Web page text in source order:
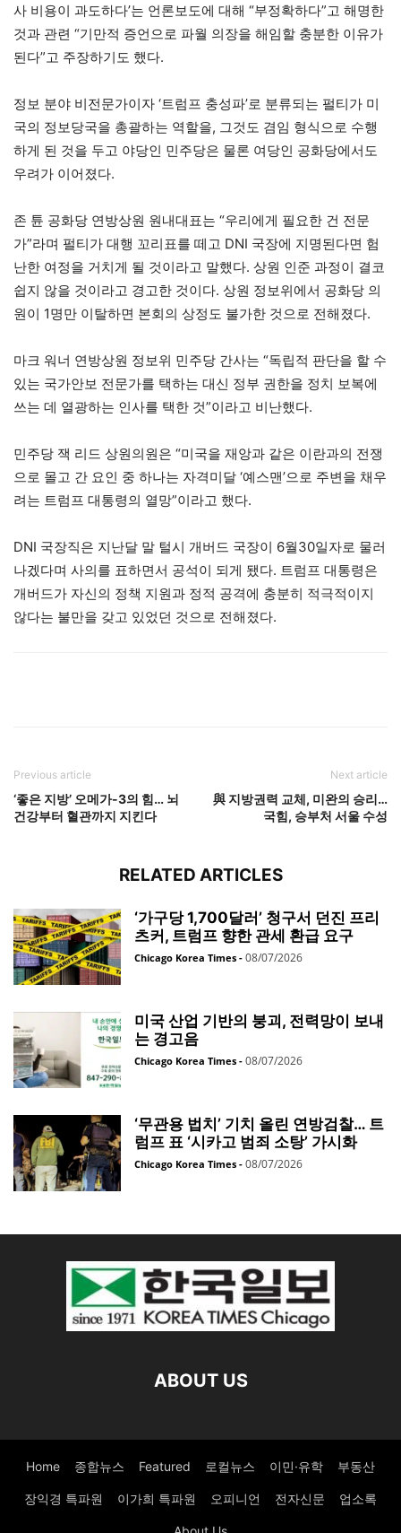
사 비용이 과도하다’는 언론보도에 대해 “부정확하다”고 해명한
것과 관련 “기만적 증언으로 파월 의장을 해임할 충분한 이유가
된다”고 주장하기도 했다.
정보 분야 비전문가이자 ‘트럼프 충성파’로 분류되는 펄티가 미
국의 정보당국을 총괄하는 역할을, 그것도 겸임 형식으로 수행
하게 된 것을 두고 야당인 민주당은 물론 여당인 공화당에서도
우려가 이어졌다.
존 튠 공화당 연방상원 원내대표는 “우리에게 필요한 건 전문
가”라며 펄티가 대행 꼬리표를 떼고 DNI 국장에 지명된다면 험
난한 여정을 거치게 될 것이라고 말했다. 상원 인준 과정이 결코
쉽지 않을 것이라고 경고한 것이다. 상원 정보위에서 공화당 의
원이 1명만 이탈하면 본회의 상정도 불가한 것으로 전해졌다.
마크 워너 연방상원 정보위 민주당 간사는 “독립적 판단을 할 수
있는 국가안보 전문가를 택하는 대신 정부 권한을 정치 보복에
쓰는 데 열광하는 인사를 택한 것”이라고 비난했다.
민주당 잭 리드 상원의원은 “미국을 재앙과 같은 이란과의 전쟁
으로 몰고 간 요인 중 하나는 자격미달 ‘예스맨’으로 주변을 채우
려는 트럼프 대통령의 열망”이라고 했다.
DNI 국장직은 지난달 말 털시 개버드 국장이 6월30일자로 물러
나겠다며 사의를 표하면서 공석이 되게 됐다. 트럼프 대통령은
개버드가 자신의 정책 지원과 정적 공격에 충분히 적극적이지
않다는 불만을 갖고 있었던 것으로 전해졌다.
Previous article
‘좋은 지방’ 오메가-3의 힘… 뇌
건강부터 혈관까지 지킨다
Next article
與 지방권력 교체, 미완의 승리…
국힘, 승부처 서울 수성
RELATED ARTICLES
‘가구당 1,700달러’ 청구서 던진 프리
츠커, 트럼프 향한 관세 환급 요구
Chicago Korea Times - 08/07/2026
미국 산업 기반의 붕괴, 전력망이 보내
는 경고음
Chicago Korea Times - 08/07/2026
‘무관용 법치’ 기치 올린 연방검찰… 트
럼프 표 ‘시카고 범죄 소탕’ 가시화
Chicago Korea Times - 08/07/2026
ABOUT US
Home 종합뉴스 Featured 로컬뉴스 이민·유학 부동산
장익경 특파원 이가희 특파원 오피니언 전자신문 업소록